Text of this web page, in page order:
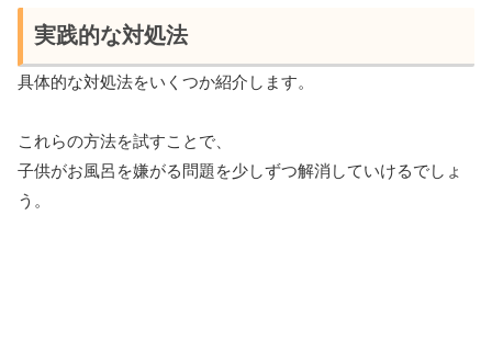
実践的な対処法
具体的な対処法をいくつか紹介します。
これらの方法を試すことで、
子供がお風呂を嫌がる問題を少しずつ解消していけるでしょ
う。